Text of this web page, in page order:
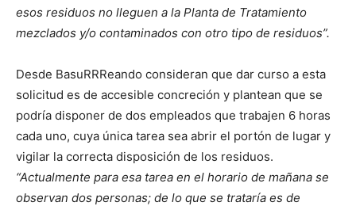
esos residuos no lleguen a la Planta de Tratamiento
mezclados y/o contaminados con otro tipo de residuos”.
Desde BasuRRReando consideran que dar curso a esta
solicitud es de accesible concreción y plantean que se
podría disponer de dos empleados que trabajen 6 horas
cada uno, cuya única tarea sea abrir el portón de lugar y
vigilar la correcta disposición de los residuos.
“Actualmente para esa tarea en el horario de mañana se
observan dos personas; de lo que se trataría es de